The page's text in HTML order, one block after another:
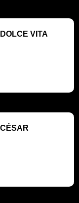
VITA